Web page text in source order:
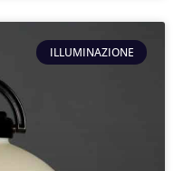
ILLUMINAZIONE